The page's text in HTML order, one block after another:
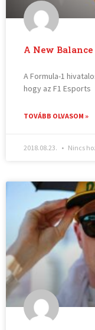
A New
A Formula-1
hogy az F1 Esports
TOVÁBB OLVASOM »
2018.08.23. Nincs